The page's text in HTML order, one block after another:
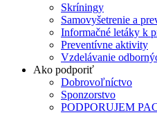
Skríningy
Samovyšetrenie a
Informačné letáky k
Preventívne aktivity
Vzdelávanie
Ako podporiť
Dobrovoľníctvo
Sponzorstvo
PODPORUJEM